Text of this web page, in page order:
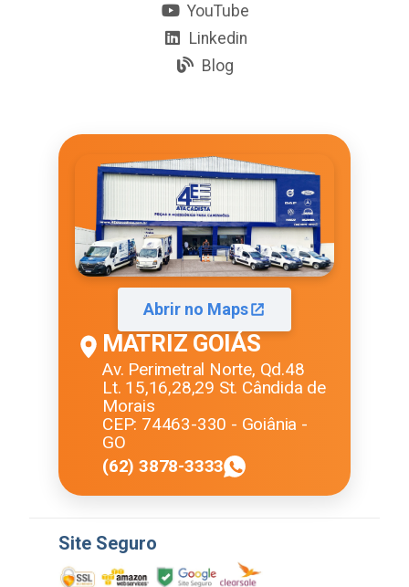
YouTube
Linkedin
Blog
Abrir no Maps
MATRIZ GOIÁS
Av. Perimetral Norte, Qd.48
Lt. 15,16,28,29 St. Cândida de
Morais
CEP: 74463-330 - Goiânia -
GO
(62) 3878-3333
Site Seguro